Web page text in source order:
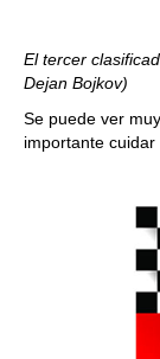
El tercer
Dejan Bojkov)
Se puede ver
importante cuidar